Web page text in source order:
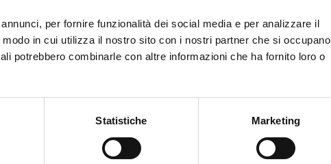
per fornire funzionalità dei social media e per analizzare il
in cui utilizza il nostro sito con i nostri partner che si occupano
potrebbero combinarle con altre informazioni che ha fornito loro o
Statistiche Marketing
Intelligenz, Automatisierung und die Fähigkeit,
einen konkreten Weg der digitalen Transformation
und neue Geschäftsmodelle ermöglichen. An